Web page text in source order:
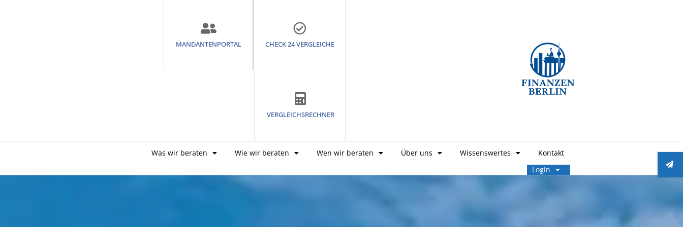
MANDANTENPORTAL CHECK 24 VERGLEICHE
VERGLEICHSRECHNER
Was wir beraten Wie wir beraten Wen wir beraten Über uns Wissenswertes
Kontakt
Login